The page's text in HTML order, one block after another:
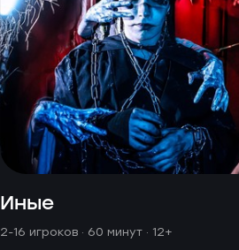
Иные
2-16 игроков · 60 минут · 12+